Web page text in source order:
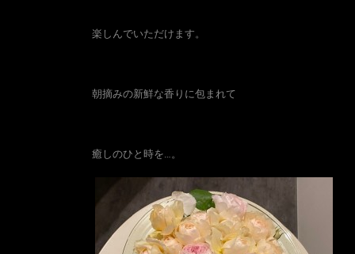
楽しんでいただけます。
朝摘みの新鮮な香りに包まれて
癒しのひと時を…。